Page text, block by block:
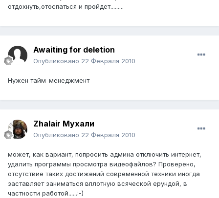
отдохнуть,отоспаться и пройдет.........
Awaiting for deletion
Опубликовано 22 Февраля 2010
Нужен тайм-менеджмент
Zhalair Мухали
Опубликовано 22 Февраля 2010
может, как вариант, попросить админа отключить интернет,
удалить программы просмотра видеофайлов? Проверено,
отсутствие таких достижений современной техники иногда
заставляет заниматься вплотную всяческой ерундой, в
частности работой......:-)